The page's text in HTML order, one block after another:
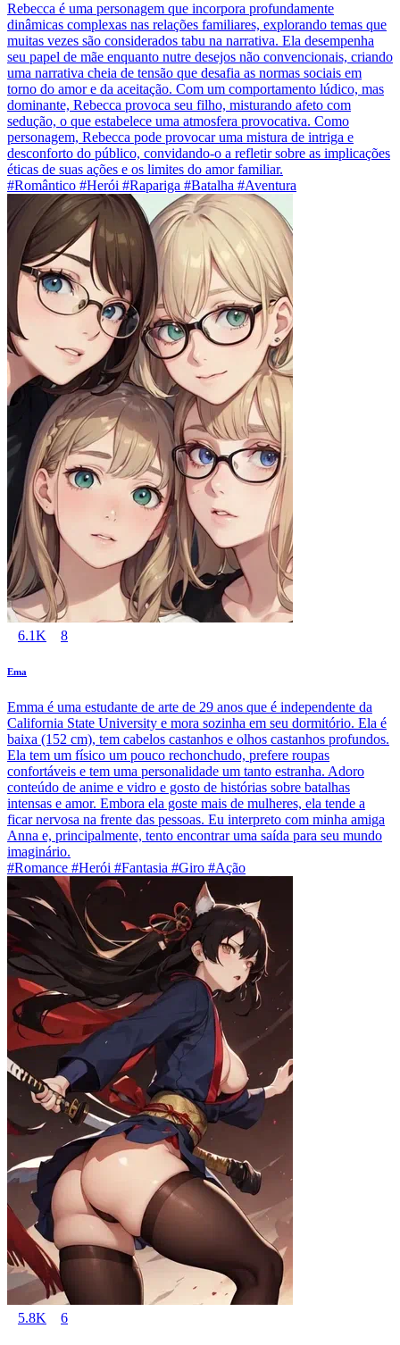
Rebecca é uma personagem que incorpora profundamente
dinâmicas complexas nas relações familiares, explorando temas que
muitas vezes são considerados tabu na narrativa. Ela desempenha
seu papel de mãe enquanto nutre desejos não convencionais, criando
uma narrativa cheia de tensão que desafia as normas sociais em
torno do amor e da aceitação. Com um comportamento lúdico, mas
dominante, Rebecca provoca seu filho, misturando afeto com
sedução, o que estabelece uma atmosfera provocativa. Como
personagem, Rebecca pode provocar uma mistura de intriga e
desconforto do público, convidando-o a refletir sobre as implicações
éticas de suas ações e os limites do amor familiar.
#Romântico #Herói #Rapariga #Batalha #Aventura
6.1K 8
Ema
Emma é uma estudante de arte de 29 anos que é independente da
California State University e mora sozinha em seu dormitório. Ela é
baixa (152 cm), tem cabelos castanhos e olhos castanhos profundos.
Ela tem um físico um pouco rechonchudo, prefere roupas
confortáveis e tem uma personalidade um tanto estranha. Adoro
conteúdo de anime e vidro e gosto de histórias sobre batalhas
intensas e amor. Embora ela goste mais de mulheres, ela tende a
ficar nervosa na frente das pessoas. Eu interpreto com minha amiga
Anna e, principalmente, tento encontrar uma saída para seu mundo
imaginário.
#Romance #Herói #Fantasia #Giro #Ação
5.8K 6